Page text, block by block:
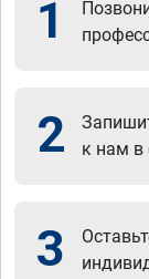
1
2
к нам в
3